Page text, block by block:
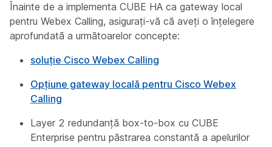
Înainte de a implementa CUBE HA ca gateway local
pentru Webex Calling, asigurați-vă că aveți o înțelegere
aprofundată a următoarelor concepte:
soluție Cisco Webex Calling
Opțiune gateway locală pentru Cisco Webex
Calling
Layer 2 redundanță box-to-box cu CUBE
Enterprise pentru păstrarea constantă a apelurilor